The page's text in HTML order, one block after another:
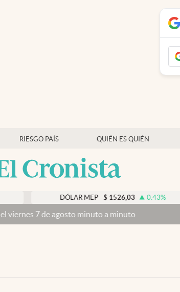
RIESGO PAÍS QUIÉN ES QUIÉN
$ 1526,03 0.43%
minuto a minuto